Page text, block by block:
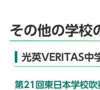
その他の学校
光英VERITAS中
第21回東日本学校